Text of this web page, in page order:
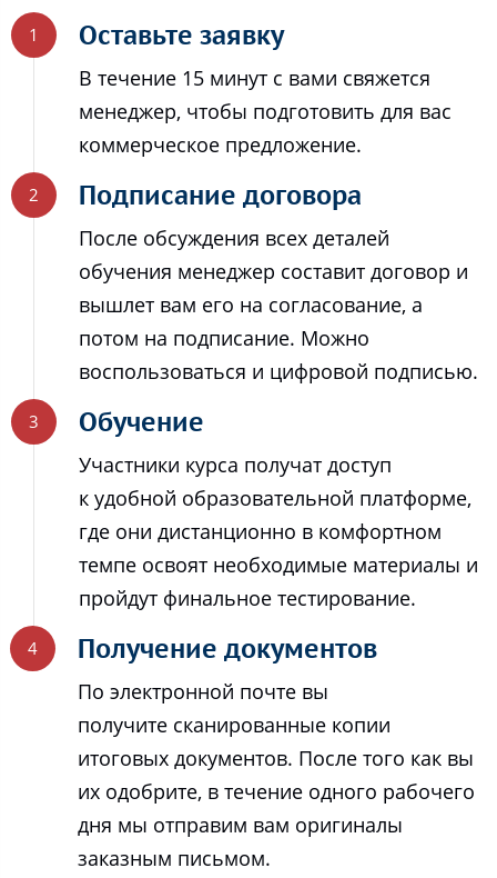
Оставьте заявку
В течение 15 минут с вами свяжется
менеджер, чтобы подготовить для вас
коммерческое предложение.
Подписание договора
После обсуждения всех деталей
обучения менеджер составит договор и
вышлет вам его на согласование, а
потом на подписание. Можно
воспользоваться и цифровой подписью.
Обучение
Участники курса получат доступ
к удобной образовательной платформе,
где они дистанционно в комфортном
темпе освоят необходимые материалы и
пройдут финальное тестирование.
Получение документов
По электронной почте вы
получите сканированные копии
итоговых документов. После того как вы
их одобрите, в течение одного рабочего
дня мы отправим вам оригиналы
заказным письмом.